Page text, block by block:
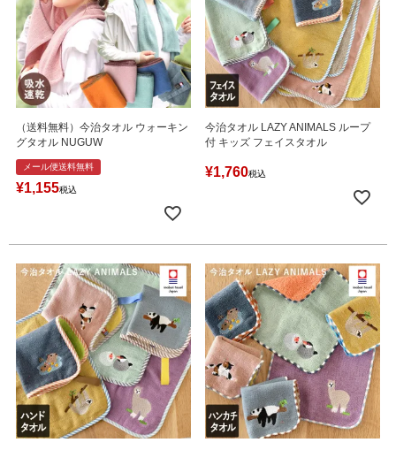
（送料無料）今治タオル ウォーキン
グタオル NUGUW
メール便送料無料
¥1,155税込
今治タオル LAZY ANIMALS ループ
付 キッズ フェイスタオル
¥1,760税込